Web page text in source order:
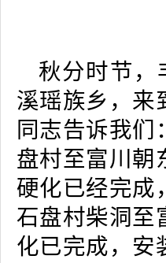
秋分时节，
溪瑶族乡，来
同志告诉我
盘村至富川朝
硬化已经完成
石盘村柴洞至
化已完成，安